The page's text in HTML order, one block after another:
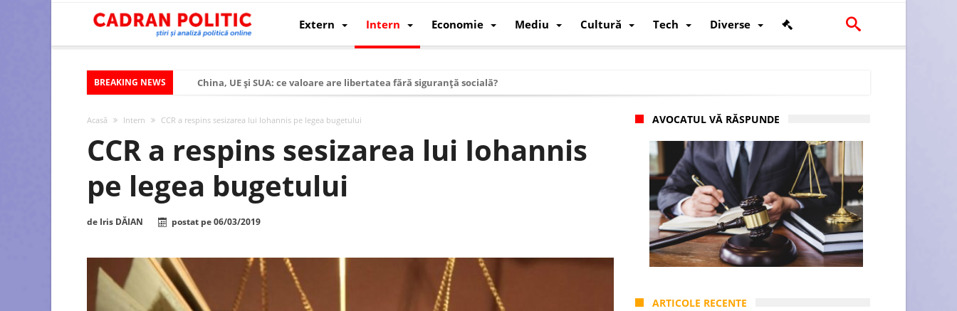
Extern Intern Economie Mediu Cultură Tech Diverse
BREAKING NEWS
China, UE și SUA: ce valoare are libertatea fără siguranță socială?
Modelul economic al Chinei: cum a devenit atelierul lumii și rivalul economic al SUA
Modelul economic al Rusiei: de ce rezistă?
Occidentul obosit și Estul care revine: o realitate pe care România o simte, nu o spune
Viitorul României în Uniunea Europeană. Ce ne așteaptă? – O analiză structurală a demografiei, fiscalității și poziției României în U.E.
Controlul minții prin nanoparticule
Huawei dezvoltă un nou cip AI pentru a înlocui Nvidia
Acasă Intern CCR a respins sesizarea lui Iohannis pe legea bugetului
CCR a respins sesizarea lui Iohannis
pe legea bugetului
de Iris DĂIAN postat pe06/03/2019
AVOCATUL VĂ RĂSPUNDE
ARTICOLE RECENTE